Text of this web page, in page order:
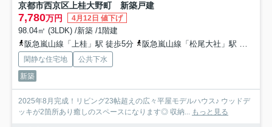
京都市西京区上桂大野町 新築戸建
7,780万円 4月12日 値下げ
98.04㎡ (3LDK) /新築 /1階建
阪急嵐山線「上桂」駅 徒歩5分
阪急嵐山線「松尾大社」駅 徒歩18分
閑静な住宅地
公共下水
新築
2025年8月完成！リビング23帖超えの広々平屋モデルハウス♪ ウッドデ
ッキが2箇所あり癒しのスペースになります◎ 収納... もっと見る